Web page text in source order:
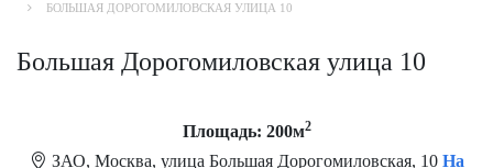
БОЛЬШАЯ ДОРОГОМИЛОВСКАЯ УЛИЦА 10
Большая Дорогомиловская улица 10
Площадь: 200м2
ЗАО, Москва, улица Большая Дорогомиловская, 10 На